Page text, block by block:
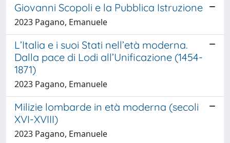
Giovanni Scopoli e la Pubblica Istruzione
2023 Pagano, Emanuele
L’Italia e i suoi Stati nell’età moderna.
Dalla pace di Lodi all’Unificazione (1454-
1871)
2023 Pagano, Emanuele
Milizie lombarde in età moderna (secoli
XVI-XVIII)
2023 Pagano, Emanuele